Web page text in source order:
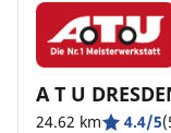
A T U
24.62 km 4.4/5